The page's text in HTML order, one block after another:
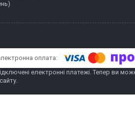
електронні платежі. Тепер ви